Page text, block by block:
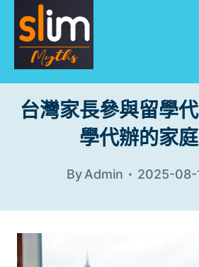
content
台灣家長參與留學
學代辦的家
ByAdmin 2025-08-